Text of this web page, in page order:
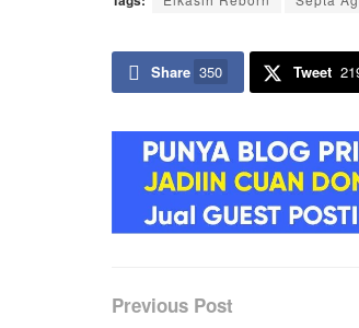
Share 350 Tweet
Previous Post